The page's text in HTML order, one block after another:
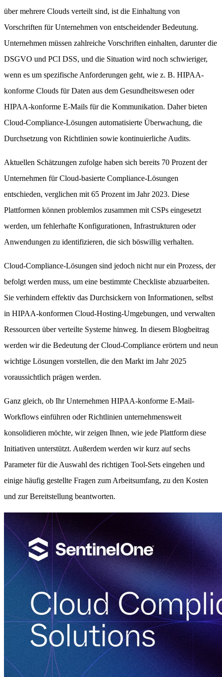
über mehrere Clouds verteilt sind, ist die Einhaltung von
Vorschriften für Unternehmen von entscheidender Bedeutung.
Unternehmen müssen zahlreiche Vorschriften einhalten, darunter die
DSGVO und PCI DSS, und die Situation wird noch schwieriger,
wenn es um spezifische Anforderungen geht, wie z. B. HIPAA-
konforme Clouds für Daten aus dem Gesundheitswesen oder
HIPAA-konforme E-Mails für die Kommunikation. Daher bieten
Cloud-Compliance-Lösungen automatisierte Überwachung, die
Durchsetzung von Richtlinien sowie kontinuierliche Audits.
Aktuellen Schätzungen zufolge haben sich bereits 70 Prozent der
Unternehmen für Cloud-basierte Compliance-Lösungen
entschieden, verglichen mit 65 Prozent im Jahr 2023. Diese
Plattformen können problemlos zusammen mit CSPs eingesetzt
werden, um fehlerhafte Konfigurationen, Infrastrukturen oder
Anwendungen zu identifizieren, die sich böswillig verhalten.
Cloud-Compliance-Lösungen sind jedoch nicht nur ein Prozess, der
befolgt werden muss, um eine bestimmte Checkliste abzuarbeiten.
Sie verhindern effektiv das Durchsickern von Informationen, selbst
in HIPAA-konformen Cloud-Hosting-Umgebungen, und verwalten
Ressourcen über verteilte Systeme hinweg. In diesem Blogbeitrag
werden wir die Bedeutung der Cloud-Compliance erörtern und neun
wichtige Lösungen vorstellen, die den Markt im Jahr 2025
voraussichtlich prägen werden.
Ganz gleich, ob Ihr Unternehmen HIPAA-konforme E-Mail-
Workflows einführen oder Richtlinien unternehmensweit
konsolidieren möchte, wir zeigen Ihnen, wie jede Plattform diese
Initiativen unterstützt. Außerdem werden wir kurz auf sechs
Parameter für die Auswahl des richtigen Tool-Sets eingehen und
einige häufig gestellte Fragen zum Arbeitsumfang, zu den Kosten
und zur Bereitstellung beantworten.